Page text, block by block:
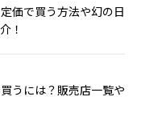
価で買う方法や幻の日
！
うには？販売店一覧や